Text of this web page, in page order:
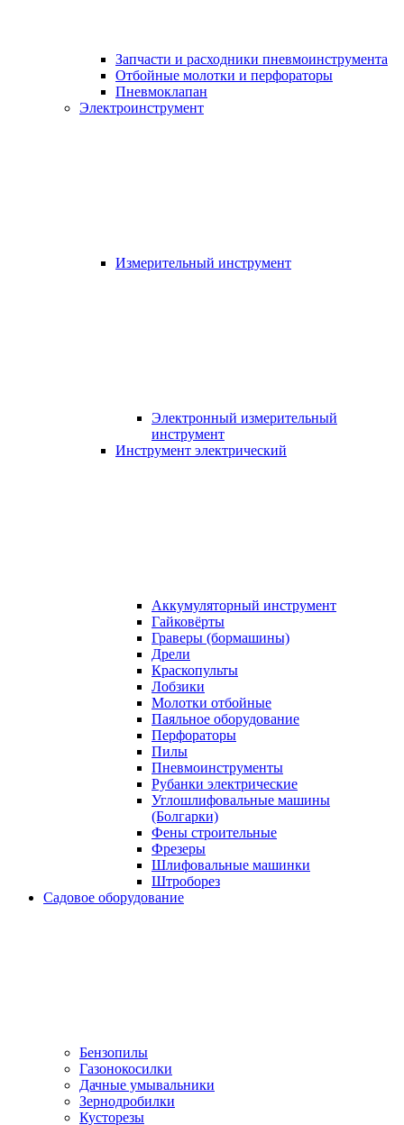
Запчасти и расходники пневмоинструмента
Отбойные молотки и перфораторы
Пневмоклапан
Электроинструмент
Измерительный инструмент
Электронный измерительный
инструмент
Инструмент электрический
Аккумуляторный инструмент
Гайковёрты
Граверы (бормашины)
Дрели
Краскопульты
Лобзики
Молотки отбойные
Паяльное оборудование
Перфораторы
Пилы
Пневмоинструменты
Рубанки электрические
Углошлифовальные машины
(Болгарки)
Фены строительные
Фрезеры
Шлифовальные машинки
Штроборез
Садовое оборудование
Бензопилы
Газонокосилки
Дачные умывальники
Зернодробилки
Кусторезы